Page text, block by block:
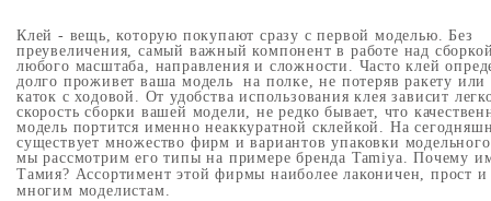
Клей - вещь, которую покупают сразу с первой моделью. Без
преувеличения, самый важный компонент в работе над
любого масштаба, направления и сложности. Часто клей
долго проживет ваша модель на полке, не потеряв ракету или
каток с ходовой. От удобства использования клея зависит
скорость сборки вашей модели, не редко бывает, что
модель портится именно неаккуратной склейкой. На
существует множество фирм и вариантов упаковки
мы рассмотрим его типы на примере бренда Tamiya. Почему
Тамия? Ассортимент этой фирмы наиболее лаконичен, прост и
многим моделистам.